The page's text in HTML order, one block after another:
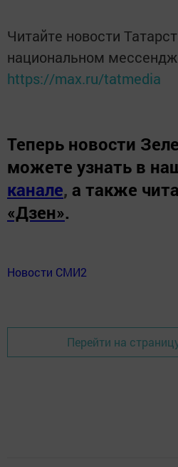
Читайте новости
национальном
https://max.ru/tatmedia
Теперь новости
можете узнать в
канале, а также
«Дзен».
Новости СМИ2
Перейти на